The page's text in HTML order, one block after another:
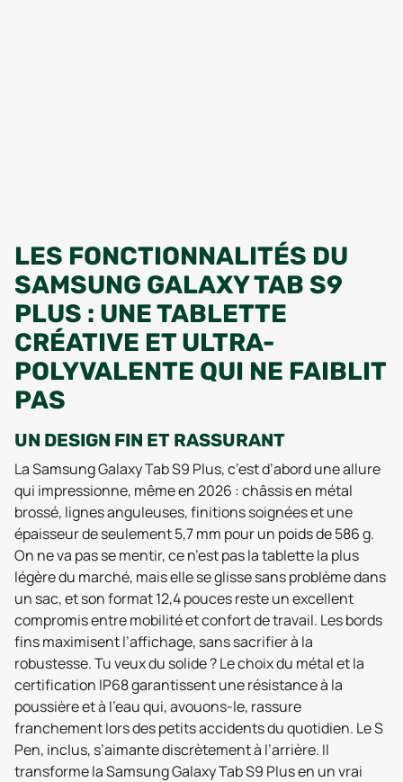
LES FONCTIONNALITÉS DU
SAMSUNG GALAXY TAB S9
PLUS : UNE TABLETTE
CRÉATIVE ET ULTRA-
POLYVALENTE QUI NE FAIBLIT
PAS
UN DESIGN FIN ET RASSURANT
La Samsung Galaxy Tab S9 Plus, c’est d’abord une allure
qui impressionne, même en 2026 : châssis en métal
brossé, lignes anguleuses, finitions soignées et une
épaisseur de seulement 5,7 mm pour un poids de 586 g.
On ne va pas se mentir, ce n’est pas la tablette la plus
légère du marché, mais elle se glisse sans problème dans
un sac, et son format 12,4 pouces reste un excellent
compromis entre mobilité et confort de travail. Les bords
fins maximisent l’affichage, sans sacrifier à la
robustesse. Tu veux du solide ? Le choix du métal et la
certification IP68 garantissent une résistance à la
poussière et à l’eau qui, avouons-le, rassure
franchement lors des petits accidents du quotidien. Le S
Pen, inclus, s’aimante discrètement à l’arrière. Il
transforme la Samsung Galaxy Tab S9 Plus en un vrai